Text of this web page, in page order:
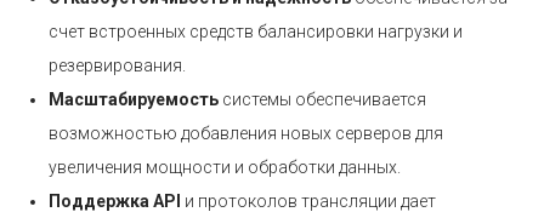
счет встроенных средств балансировки нагрузки и
резервирования.
Масштабируемость системы обеспечивается
возможностью добавления новых серверов для
увеличения мощности и обработки данных.
Поддержка API и протоколов трансляции дает